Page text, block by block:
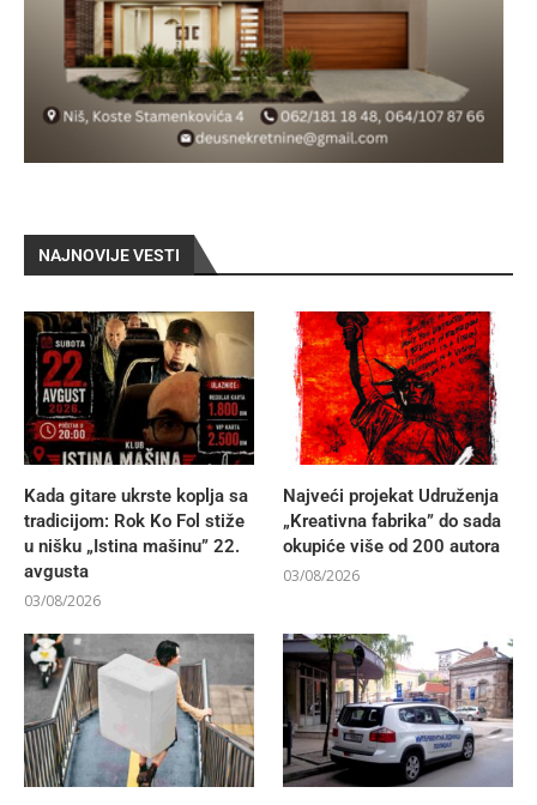
NAJNOVIJE VESTI
Kada gitare ukrste koplja sa
tradicijom: Rok Ko Fol stiže
u nišku „Istina mašinu” 22.
avgusta
03/08/2026
Najveći projekat Udruženja
„Kreativna fabrika” do sada
okupiće više od 200 autora
03/08/2026